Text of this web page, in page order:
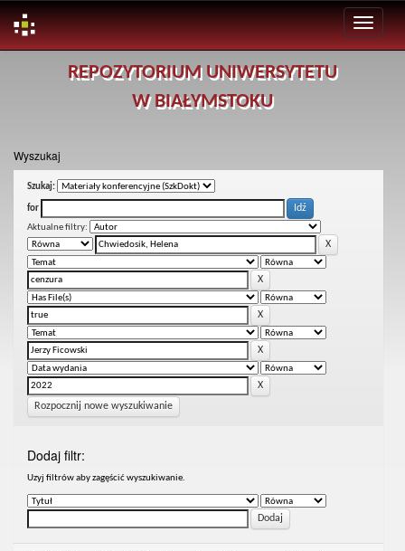
REPOZYTORIUM UNIWERSYTETU
W BIAŁYMSTOKU
Wyszukaj
Szukaj:
for
Aktualne filtry:
Rozpocznij nowe wyszukiwanie
Dodaj filtr:
Uzyj filtrów aby zagęścić wyszukiwanie.